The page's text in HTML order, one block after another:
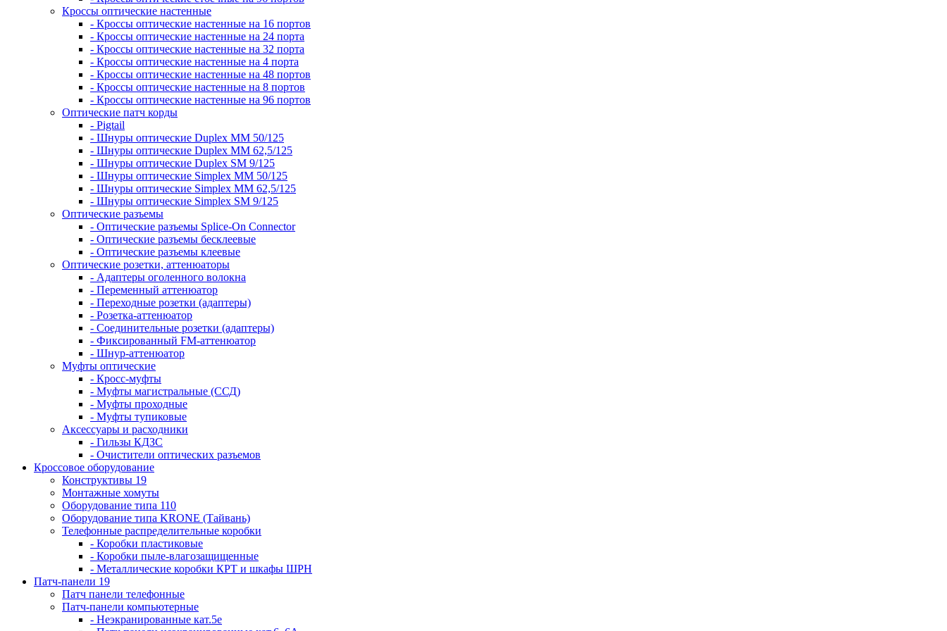
Кроссы оптические настенные
- Кроссы оптические настенные на 16 портов
- Кроссы оптические настенные на 24 порта
- Кроссы оптические настенные на 32 порта
- Кроссы оптические настенные на 4 порта
- Кроссы оптические настенные на 48 портов
- Кроссы оптические настенные на 8 портов
- Кроссы оптические настенные на 96 портов
Оптические патч корды
- Pigtail
- Шнуры оптические Duplex MM 50/125
- Шнуры оптические Duplex MM 62,5/125
- Шнуры оптические Duplex SM 9/125
- Шнуры оптические Simplex MM 50/125
- Шнуры оптические Simplex MM 62,5/125
- Шнуры оптические Simplex SM 9/125
Оптические разъемы
- Оптические разъемы Splice-On Connector
- Оптические разъемы бесклеевые
- Оптические разъемы клеевые
Оптические розетки, аттенюаторы
- Адаптеры оголенного волокна
- Переменный аттенюатор
- Переходные розетки (адаптеры)
- Розетка-аттенюатор
- Соединительные розетки (адаптеры)
- Фиксированный FM-аттенюатор
- Шнур-аттенюатор
Муфты оптические
- Кросс-муфты
- Муфты магистральные (ССД)
- Муфты проходные
- Муфты тупиковые
Аксессуары и расходники
- Гильзы КДЗС
- Очистители оптических разъемов
Кроссовое оборудование
Конструктивы 19
Монтажные хомуты
Оборудование типа 110
Оборудование типа KRONE (Тайвань)
Телефонные распределительные коробки
- Коробки пластиковые
- Коробки пыле-влагозащищенные
- Металлические коробки КРТ и шкафы ШРН
Патч-панели 19
Патч панели телефонные
Патч-панели компьютерные
- Неэкранированные кат.5е